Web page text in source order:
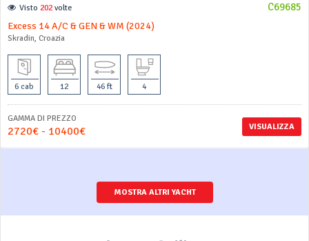
C69685
Visto 202 volte
Excess 14 A/C & GEN & WM (2024)
Skradin, Croazia
6 cab 12 46 ft 4
VISUALIZZA
GAMMA DI PREZZO
2720€ - 10400€
MOSTRA ALTRI YACHT